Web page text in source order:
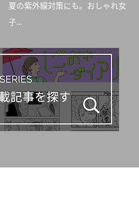
夏の紫外線対策にも。おしゃれ女
子...